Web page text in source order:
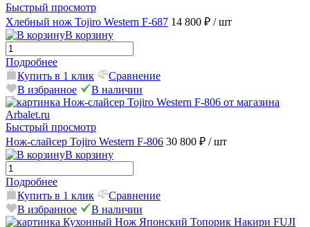
Быстрый просмотр
Хлебный нож Tojiro Western F-687 14 800 ₽ / шт
В корзину
Подробнее
Купить в 1 клик
Сравнение
В избранное
В наличии
Быстрый просмотр
Нож-слайсер Tojiro Western F-806 30 800 ₽ / шт
В корзину
Подробнее
Купить в 1 клик
Сравнение
В избранное
В наличии